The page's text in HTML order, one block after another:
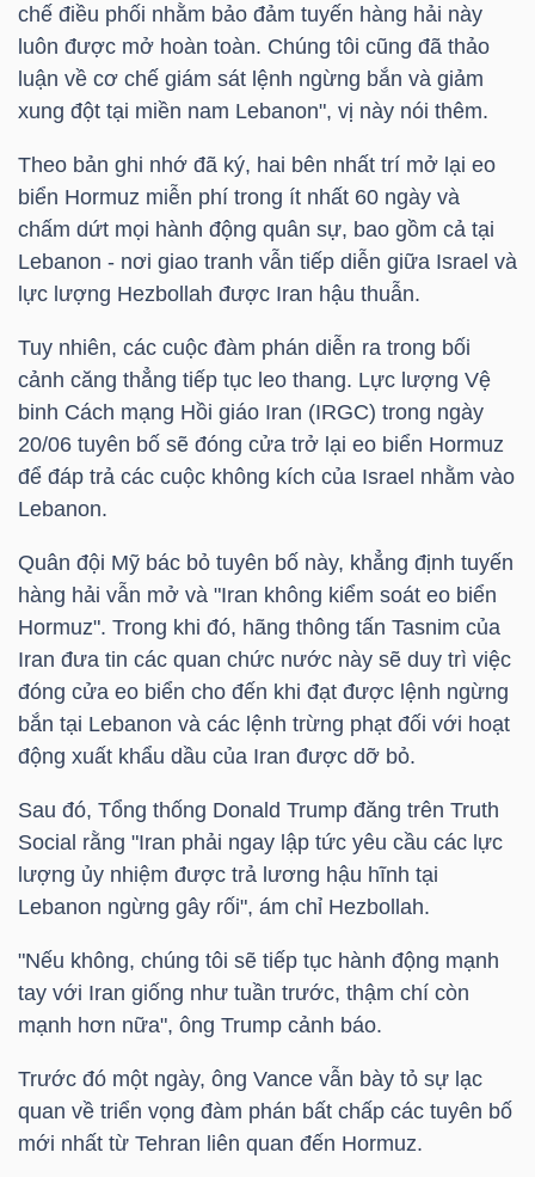
chế điều phối nhằm bảo đảm tuyến hàng hải này
luôn được mở hoàn toàn. Chúng tôi cũng đã thảo
luận về cơ chế giám sát lệnh ngừng bắn và giảm
xung đột tại miền nam Lebanon", vị này nói thêm.
Theo bản ghi nhớ đã ký, hai bên nhất trí mở lại eo
biển Hormuz miễn phí trong ít nhất 60 ngày và
chấm dứt mọi hành động quân sự, bao gồm cả tại
Lebanon - nơi giao tranh vẫn tiếp diễn giữa Israel và
lực lượng Hezbollah được Iran hậu thuẫn.
Tuy nhiên, các cuộc đàm phán diễn ra trong bối
cảnh căng thẳng tiếp tục leo thang. Lực lượng Vệ
binh Cách mạng Hồi giáo Iran (IRGC) trong ngày
20/06 tuyên bố sẽ đóng cửa trở lại eo biển Hormuz
để đáp trả các cuộc không kích của Israel nhằm vào
Lebanon.
Quân đội Mỹ bác bỏ tuyên bố này, khẳng định tuyến
hàng hải vẫn mở và "Iran không kiểm soát eo biển
Hormuz". Trong khi đó, hãng thông tấn Tasnim của
Iran đưa tin các quan chức nước này sẽ duy trì việc
đóng cửa eo biển cho đến khi đạt được lệnh ngừng
bắn tại Lebanon và các lệnh trừng phạt đối với hoạt
động xuất khẩu dầu của Iran được dỡ bỏ.
Sau đó, Tổng thống Donald Trump đăng trên Truth
Social rằng "Iran phải ngay lập tức yêu cầu các lực
lượng ủy nhiệm được trả lương hậu hĩnh tại
Lebanon ngừng gây rối", ám chỉ Hezbollah.
"Nếu không, chúng tôi sẽ tiếp tục hành động mạnh
tay với Iran giống như tuần trước, thậm chí còn
mạnh hơn nữa", ông Trump cảnh báo.
Trước đó một ngày, ông Vance vẫn bày tỏ sự lạc
quan về triển vọng đàm phán bất chấp các tuyên bố
mới nhất từ Tehran liên quan đến Hormuz.
TRUY
XUẤT
DỮ
LIỆU
Ngành
(-)
SECTOR
NĂNG
LƯỢNG
NGUYÊN
VẬT
LIỆU
CÔNG
NGHIỆP
DÙNG
KHÔNG
THIẾT